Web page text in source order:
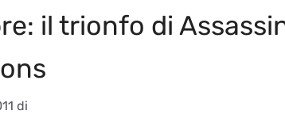
il trionfo di
di